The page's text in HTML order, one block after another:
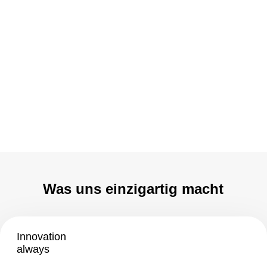
Was uns einzigartig macht
Innovation
always